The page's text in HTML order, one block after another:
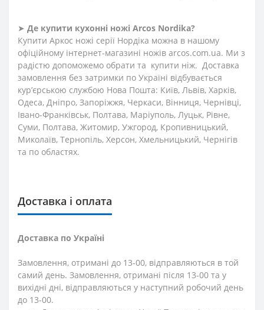
➤ Де купити кухонні ножі Arcos Nordika?
Купити Аркос ножі серії Нордіка можна в нашому
офіційному інтернет-магазині ножів arcos.com.ua. Ми з
радістю допоможемо обрати та купити ніж. Доставка
замовлення без затримки по Україні відбувається
кур’єрською службою Нова Пошта: Київ, Львів, Харків,
Одеса, Дніпро, Запоріжжя, Черкаси, Вінниця, Чернівці,
Івано-Франківськ, Полтава, Маріуполь, Луцьк, Рівне,
Суми, Полтава, Житомир, Ужгород, Кропивницький,
Миколаїв, Тернопіль, Херсон, Хмельницький, Чернігів
та по областях.
Доставка і оплата
Доставка по Україні
Замовлення, отримані до 13-00, відправляються в той
самий день. Замовлення, отримані після 13-00 та у
вихідні дні, відправляються у наступний робочий день
до 13-00.